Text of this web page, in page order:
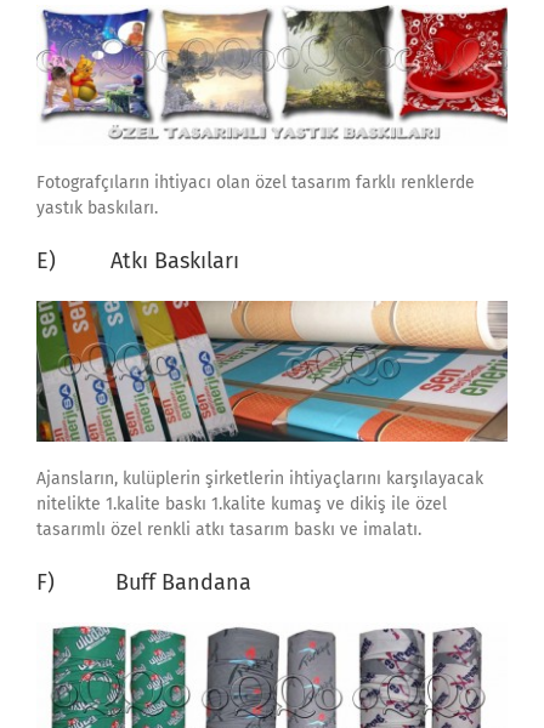
Fotografçıların ihtiyacı olan özel tasarım farklı renklerde
yastık baskıları.
E) Atkı Baskıları
Ajansların, kulüplerin şirketlerin ihtiyaçlarını karşılayacak
nitelikte 1.kalite baskı 1.kalite kumaş ve dikiş ile özel
tasarımlı özel renkli atkı tasarım baskı ve imalatı.
F) Buff Bandana